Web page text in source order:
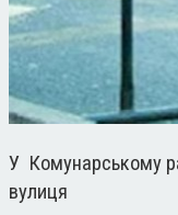
У Комунарському
вулиця